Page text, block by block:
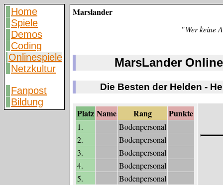
Home
Spiele
Demos
Coding
Onlinespiele
Netzkultur
Fanpost
Bildung
Marslander
"Wer keine
MarsLander
Die Besten der Helden -
Platz Name Rang Punkte
1.
Bodenpersonal
2.
Bodenpersonal
3.
Bodenpersonal
4.
Bodenpersonal
5.
Bodenpersonal